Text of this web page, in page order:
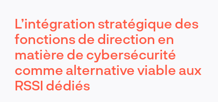
L’intégration stratégique des
fonctions de direction en
matière de cybersécurité
comme alternative viable aux
RSSI dédiés